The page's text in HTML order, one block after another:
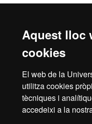
Aquest lloc
cookies
El web de la
utilitza cookies
tècniques i
accedeixi a la
resultat de l’admissió
l'adreça de correu
En aquest correu se
Revisa lasafata de
vegades, els missatges